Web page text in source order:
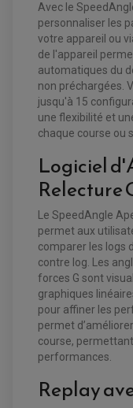
Avec le
personnaliser les
votre appareil ou
de l'appareil
automatiques du
non préchargées.
jusqu'à 15
une flexibilité et
chaque course ou
Logiciel
Relecture
Le SpeedAngle
permet aux
comparer les logs
contre log. Les
forces G sont
graphiques
pour affiner les
permet
course,
performances.
Replay